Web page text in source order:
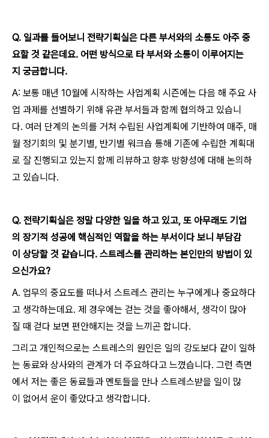
Q. 일과를 들어보니 전략기획실은 다른 부서와의 소통도 아주 중
요할 것 같은데요. 어떤 방식으로 타 부서와 소통이 이루어지는
지 궁금합니다.
A: 보통 매년 10월에 시작하는 사업계획 시즌에는 다음 해 주요 사
업 과제를 선별하기 위해 유관 부서들과 함께 협의하고 있습니
다. 여러 단계의 논의를 거쳐 수립된 사업계획에 기반하여 매주, 매
월 정기회의 및 분기별, 반기별 워크숍 통해 기존에 수립한 계획대
로 잘 진행되고 있는지 함께 리뷰하고 향후 방향성에 대해 논의하
고 있습니다.
Q. 전략기획실은 정말 다양한 일을 하고 있고, 또 아무래도 기업
의 장기적 성공에 핵심적인 역할을 하는 부서이다 보니 부담감
이 상당할 것 같습니다. 스트레스를 관리하는 본인만의 방법이 있
으신가요?
A. 업무의 중요도를 떠나서 스트레스 관리는 누구에게나 중요하다
고 생각하는데요. 제 경우에는 걷는 것을 좋아해서, 생각이 많아
질 때 걷다 보면 편안해지는 것을 느끼곤 합니다.
그리고 개인적으로는 스트레스의 원인은 일의 강도보다 같이 일하
는 동료와 상사와의 관계가 더 주요하다고 느꼈습니다. 그런 측면
에서 저는 좋은 동료들과 멘토들을 만나 스트레스받을 일이 많
이 없어서 운이 좋았다고 생각합니다.